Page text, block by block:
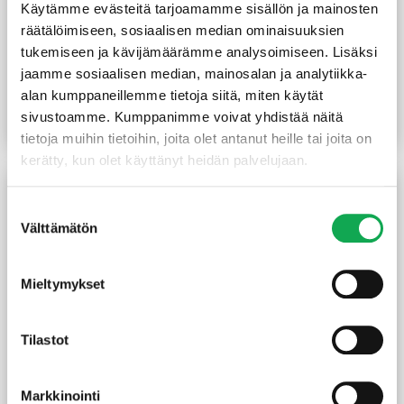
Käytämme evästeitä tarjoamamme sisällön ja mainosten
räätälöimiseen, sosiaalisen median ominaisuuksien
tukemiseen ja kävijämäärämme analysoimiseen. Lisäksi
jaamme sosiaalisen median, mainosalan ja analytiikka-
alan kumppaneillemme tietoja siitä, miten käytät
sivustoamme. Kumppanimme voivat yhdistää näitä
tietoja muihin tietoihin, joita olet antanut heille tai joita on
kerätty, kun olet käyttänyt heidän palvelujaan.
valinta
Välttämätön
Mieltymykset
Tilastot
Markkinointi
Rimapaneeli Luna Triple
Shadow lämpökäsitelty
kuusi 32X140 mm
8,50€
Alkuperäinen
hinta
oli:
8,50 €.
5,90€
Nykyinen
hinta
on:
5,90 €.
/m
(44,66 €/m²)
Lue lisää
Rimapaneeli Luna Arctic
Triple lämpökäsitelty
kuusi 32X140 mm harjattu
11,90€
Alkuperäinen
hinta
oli:
11,90 €.
8,20€
Nykyinen
hinta
on:
8,20 €.
/m(62 €/m²)
Lue lisää
kuusi 19X188 mm harjattu
lämpökäsitelty kuusi